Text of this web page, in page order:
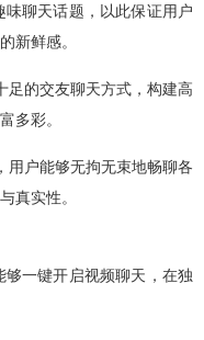
聊天话题，以此保证用户
新鲜感。
足的交友聊天方式，构建高
多彩。
用户能够无拘无束地畅聊各
真实性。
一键开启视频聊天，在独